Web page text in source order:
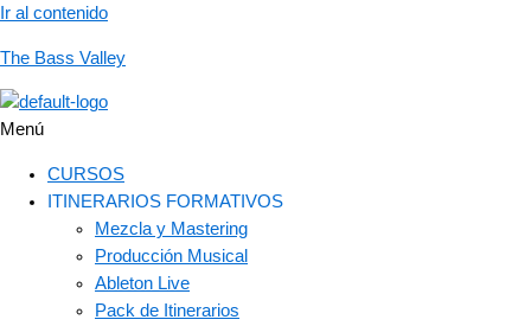
Ir al contenido
The Bass Valley
Menú
CURSOS
ITINERARIOS FORMATIVOS
Mezcla y Mastering
Producción Musical
Ableton Live
Pack de Itinerarios